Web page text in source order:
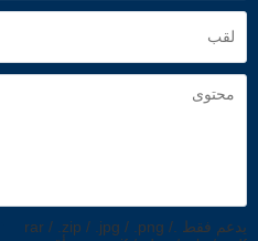
يدعم فقط .rar / .zip / .jpg / .png /